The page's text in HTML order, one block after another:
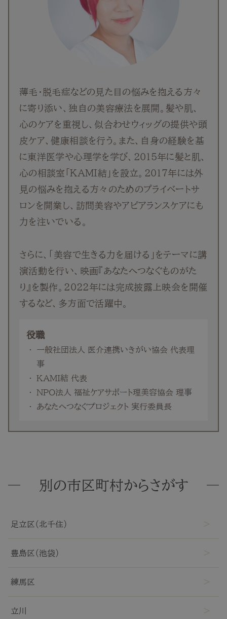
NEW
薄毛・脱毛症などの見た目の悩みを抱える方々
に寄り添い、独自の美容療法を展開。髪や肌、
心のケアを重視し、似合わせウィッグの提供や頭
皮ケア、健康相談を行う。また、自身の経験を基
に東洋医学や心理学を学び、2015年に髪と肌、
心の相談室「KAMI結」を設立。2017年には外
見の悩みを抱える方々のためのプライベートサ
ロンを開業し、訪問美容やアピアランスケアにも
力を注いでいる。
さらに、「美容で生きる力を届ける」をテーマに講
演活動を行い、映画『あなたへつなぐものがた
り』を製作。2022年には完成披露上映会を開催
するなど、多方面で活躍中。
役職
一般社団法人 医介連携いきがい協会 代表理
事
KAMI結 代表
NPO法人 福祉ケアサポート理美容協会 理事
あなたへつなぐプロジェクト 実行委員長
別の市区町村からさがす
足立区（北千住）
豊島区（池袋）
練馬区
立川